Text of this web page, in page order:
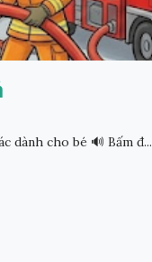
dành cho bé 🔊 Bấm đ...